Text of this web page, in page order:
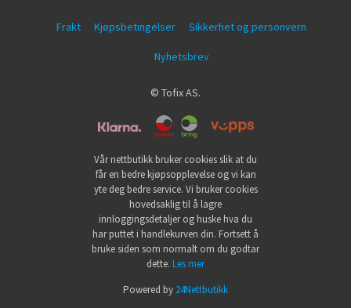
Frakt Kjøpsbetingelser Sikkerhet og personvern
Nyhetsbrev
© Tofix AS.
Vår nettbutikk bruker cookies slik at du
får en bedre kjøpsopplevelse og vi kan
yte deg bedre service. Vi bruker cookies
hovedsaklig til å lagre
innloggingsdetaljer og huske hva du
har puttet i handlekurven din. Fortsett å
bruke siden som normalt om du godtar
dette. Les mer
Powered by 24Nettbutikk